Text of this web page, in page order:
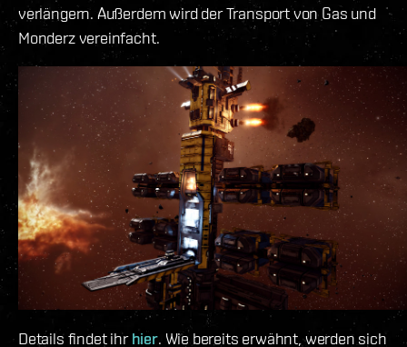
verlängern. Außerdem wird der Transport von Gas und
Monderz vereinfacht.
Details findet ihrhier. Wie bereits erwähnt, werden sich